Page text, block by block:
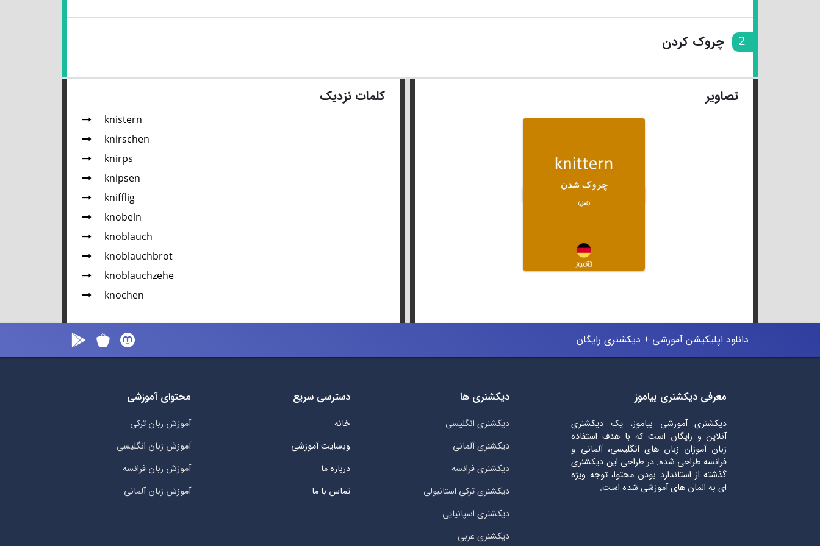
2 چروک کردن
تصاویر کلمات نزدیک
knistern
knirschen
knirps
knipsen
knifflig
knobeln
knoblauch
knoblauchbrot
knoblauchzehe
knochen
دانلود اپلیکیشن آموزشی + دیکشنری رایگان
معرفی دیکشنری بیاموز
دیکشنری آموزشی بیاموز، یک دیکشنری
آنلاین و رایگان است که با هدف استفاده
زبان آموزان زبان های انگلیسی، آلمانی و
فرانسه طراحی شده. در طراحی این دیکشنری
گذشته از استاندارد بودن محتوا، توجه ویژه
ای به المان های آموزشی شده است.
دیکشنری ها
دیکشنری انگلیسی
دیکشنری آلمانی
دیکشنری فرانسه
دیکشنری ترکی استانبولی
دیکشنری اسپانیایی
دیکشنری عربی
دسترسی سریع
خانه
وبسایت آموزشی
درباره ما
تماس با ما
محتوای آموزشی
آموزش زبان ترکی
آموزش زبان انگلیسی
آموزش زبان فرانسه
آموزش زبان آلمانی